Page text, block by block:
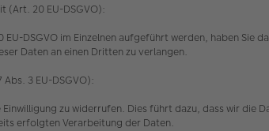
(Art. 20 EU-DSGVO):
EU-DSGVO im Einzelnen aufgeführt werden, haben
Daten an einen Dritten zu verlangen.
3 EU-DSGVO):
Einwilligung zu widerrufen. Dies führt dazu, dass wir
erfolgten Verarbeitung der Daten.